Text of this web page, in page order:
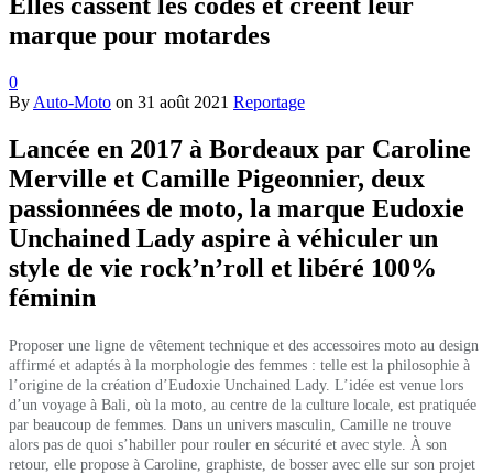
marque pour motardes
0
By Auto-Moto on 31 août 2021 Reportage
Lancée en 2017 à Bordeaux par Caroline
Merville et Camille Pigeonnier, deux
passionnées de moto, la marque Eudoxie
Unchained Lady aspire à véhiculer un
style de vie rock’n’roll et libéré 100%
féminin
Proposer une ligne de vêtement technique et des accessoires moto au design
affirmé et adaptés à la morphologie des femmes : telle est la philosophie à
l’origine de la création d’Eudoxie Unchained Lady. L’idée est venue lors
d’un voyage à Bali, où la moto, au centre de la culture locale, est pratiquée
par beaucoup de femmes. Dans un univers masculin, Camille ne trouve
alors pas de quoi s’habiller pour rouler en sécurité et avec style. À son
retour, elle propose à Caroline, graphiste, de bosser avec elle sur son projet